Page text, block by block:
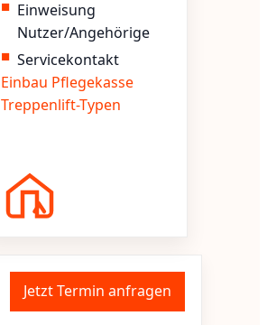
Einweisung
Nutzer/Angehörige
Servicekontakt
Einbau Pflegekasse
Treppenlift-Typen
Jetzt Termin anfragen